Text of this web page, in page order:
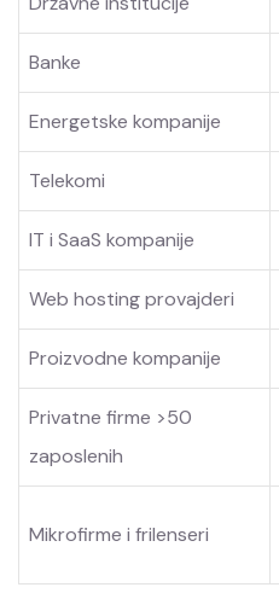
Banke
Energetske kompanije
Telekomi
IT i SaaS kompanije
Web hosting provajderi
Proizvodne kompanije
Privatne firme >50
zaposlenih
Mikrofirme i frilenseri